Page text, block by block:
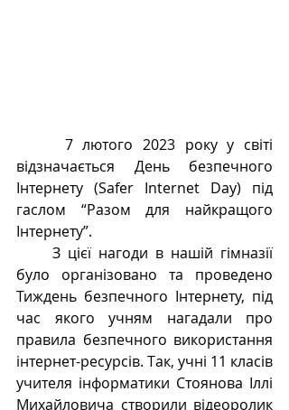
відзначається День безпечного
Інтернету (Safer Internet Day) під
гаслом “Разом для найкращого
Інтернету”.
було організовано та проведено
Тиждень безпечного Інтернету, під
час якого учням нагадали про
правила безпечного використання
інтернет-ресурсів. Так, учні 11 класів
учителя інформатики Стоянова Іллі
Михайловича створили відеоролик